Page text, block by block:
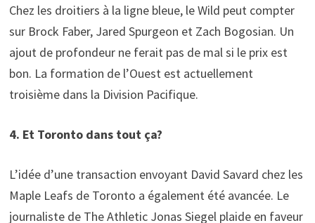
Chez les droitiers à la ligne bleue, le Wild peut compter
sur Brock Faber, Jared Spurgeon et Zach Bogosian. Un
ajout de profondeur ne ferait pas de mal si le prix est
bon. La formation de l’Ouest est actuellement
troisième dans la Division Pacifique.
4. Et Toronto dans tout ça?
L’idée d’une transaction envoyant David Savard chez les
Maple Leafs de Toronto a également été avancée. Le
journaliste de The Athletic Jonas Siegel plaide en faveur